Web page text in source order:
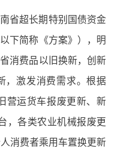
省超长期特别国债资金
下简称《方案》），明
消费品以旧换新，创新
，激发消费需求。根据
营运货车报废更新、新
，各类农业机械报废更
消费者乘用车置换更新